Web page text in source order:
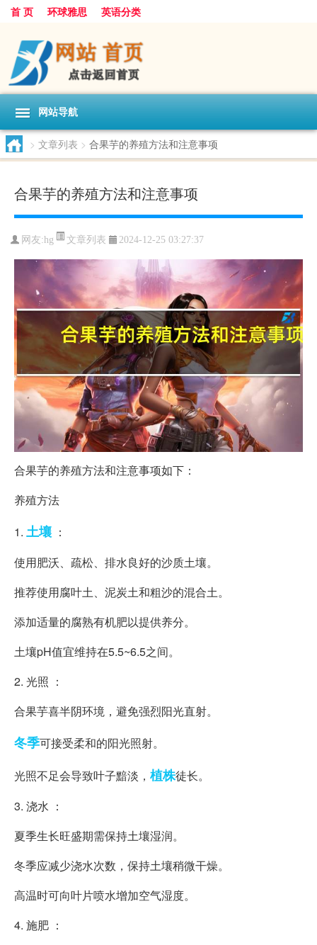
首 页 环球雅思 英语分类
网站导航
> 文章列表 > 合果芋的养殖方法和注意事项
合果芋的养殖方法和注意事项
网友:hg 文章列表 2024-12-25 03:27:37
合果芋的养殖方法和注意事项如下：
养殖方法
1. 土壤 ：
使用肥沃、疏松、排水良好的沙质土壤。
推荐使用腐叶土、泥炭土和粗沙的混合土。
添加适量的腐熟有机肥以提供养分。
土壤pH值宜维持在5.5~6.5之间。
2. 光照 ：
合果芋喜半阴环境，避免强烈阳光直射。
冬季可接受柔和的阳光照射。
光照不足会导致叶子黯淡， 植株徒长。
3. 浇水 ：
夏季生长旺盛期需保持土壤湿润。
冬季应减少浇水次数，保持土壤稍微干燥。
高温时可向叶片喷水增加空气湿度。
4. 施肥 ：